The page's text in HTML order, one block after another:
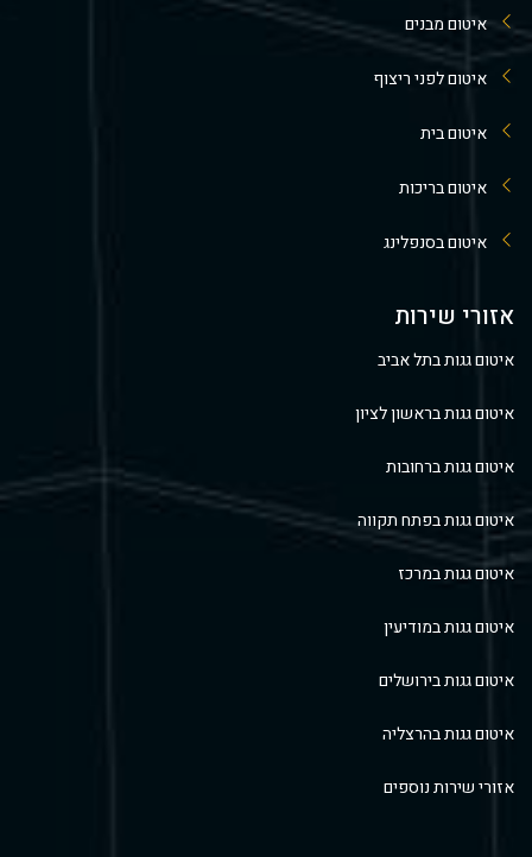
איטום מבנים
איטום לפני ריצוף
איטום בית
איטום בריכות
איטום בסנפלינג
אזורי שירות
איטום גגות בתל אביב
איטום גגות בראשון לציון
איטום גגות ברחובות
איטום גגות בפתח תקווה
איטום גגות במרכז
איטום גגות במודיעין
איטום גגות בירושלים
איטום גגות בהרצליה
אזורי שירות נוספים